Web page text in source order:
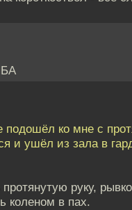
подошёл ко мне с
и ушёл из зала в
руку,
коленом в пах.